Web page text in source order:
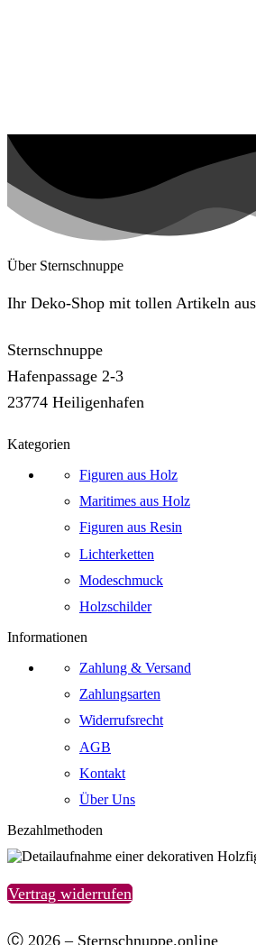
Über Sternschnuppe
Ihr Deko-Shop mit tollen Artikeln
Sternschnuppe
Hafenpassage 2-3
23774 Heiligenhafen
Kategorien
Figuren aus Holz
Maritimes aus Holz
Figuren aus Resin
Lichterketten
Modeschmuck
Holzschilder
Informationen
Zahlung & Versand
Zahlungsarten
Widerrufsrecht
AGB
Kontakt
Über Uns
Bezahlmethoden
Vertrag widerrufen
Ⓒ 2026 – Sternschnuppe.online